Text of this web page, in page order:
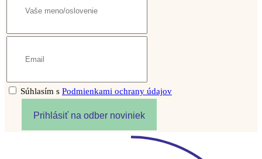
Súhlasím s Podmienkami ochrany údajov
Prihlásiť na odber noviniek